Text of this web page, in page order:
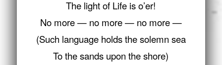
The light of Life is o’er!
No more — no more — no more —
(Such language holds the solemn sea
To the sands upon the shore)